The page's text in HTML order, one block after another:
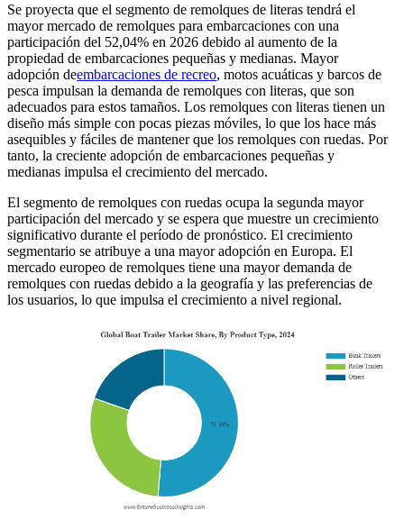
Se proyecta que el segmento de remolques de literas tendrá el
mayor mercado de remolques para embarcaciones con una
participación del 52,04% en 2026 debido al aumento de la
propiedad de embarcaciones pequeñas y medianas. Mayor
adopción deembarcaciones de recreo, motos acuáticas y barcos de
pesca impulsan la demanda de remolques con literas, que son
adecuados para estos tamaños. Los remolques con literas tienen un
diseño más simple con pocas piezas móviles, lo que los hace más
asequibles y fáciles de mantener que los remolques con ruedas. Por
tanto, la creciente adopción de embarcaciones pequeñas y
medianas impulsa el crecimiento del mercado.
El segmento de remolques con ruedas ocupa la segunda mayor
participación del mercado y se espera que muestre un crecimiento
significativo durante el período de pronóstico. El crecimiento
segmentario se atribuye a una mayor adopción en Europa. El
mercado europeo de remolques tiene una mayor demanda de
remolques con ruedas debido a la geografía y las preferencias de
los usuarios, lo que impulsa el crecimiento a nivel regional.